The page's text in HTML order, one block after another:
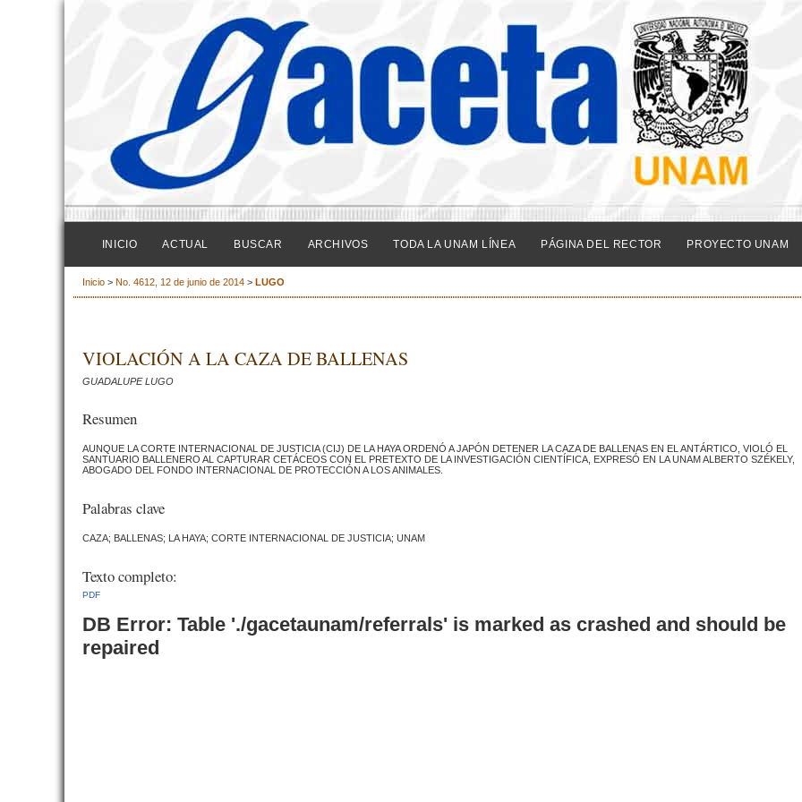
INICIO ACTUAL BUSCAR ARCHIVOS TODA LA UNAM LÍNEA PÁGINA DEL RECTOR PROYECTO UNAM
Inicio > No. 4612, 12 de junio de 2014 > LUGO
VIOLACIÓN A LA CAZA DE BALLENAS
GUADALUPE LUGO
Resumen
AUNQUE LA CORTE INTERNACIONAL DE JUSTICIA (CIJ) DE LA HAYA ORDENÓ A JAPÓN DETENER LA CAZA DE BALLENAS EN EL ANTÁRTICO, VIOLÓ EL
SANTUARIO BALLENERO AL CAPTURAR CETÁCEOS CON EL PRETEXTO DE LA INVESTIGACIÓN CIENTÍFICA, EXPRESÓ EN LA UNAM ALBERTO SZÉKELY,
ABOGADO DEL FONDO INTERNACIONAL DE PROTECCIÓN A LOS ANIMALES.
Palabras clave
CAZA; BALLENAS; LA HAYA; CORTE INTERNACIONAL DE JUSTICIA; UNAM
Texto completo:
PDF
DB Error: Table './gacetaunam/referrals' is marked as crashed and should be
repaired